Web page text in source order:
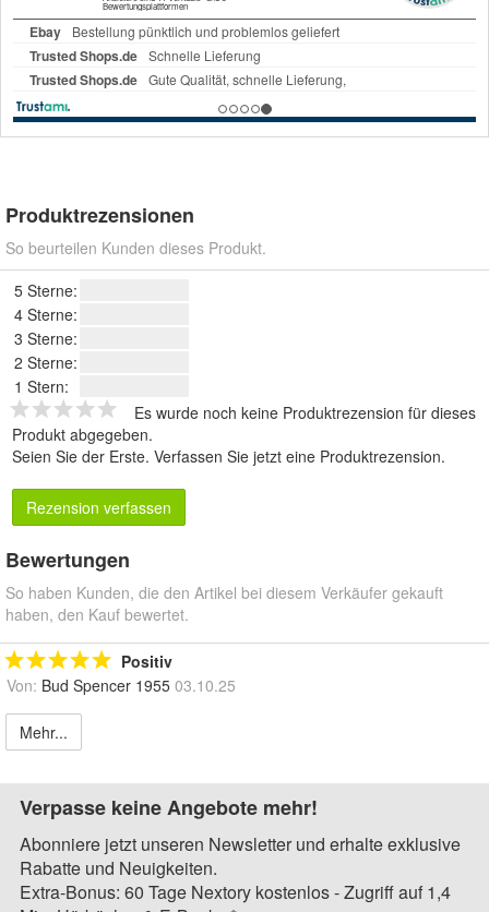
Produktrezensionen
So beurteilen Kunden dieses Produkt.
5 Sterne:
4 Sterne:
3 Sterne:
2 Sterne:
1 Stern:
Es wurde noch keine Produktrezension für dieses
Produkt abgegeben.
Seien Sie der Erste. Verfassen Sie jetzt eine Produktrezension.
Rezension verfassen
Bewertungen
So haben Kunden, die den Artikel bei diesem Verkäufer gekauft
haben, den Kauf bewertet.
Positiv
Von: Bud Spencer 1955 03.10.25
Mehr...
Verpasse keine Angebote mehr!
Abonniere jetzt unseren Newsletter und erhalte exklusive
Rabatte und Neuigkeiten.
Extra-Bonus: 60 Tage Nextory kostenlos - Zugriff auf 1,4